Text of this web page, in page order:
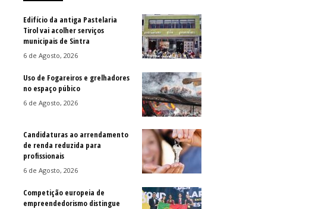
Edifício da antiga Pastelaria
Tirol vai acolher serviços
municipais de Sintra
6 de Agosto, 2026
Uso de Fogareiros e grelhadores
no espaço púbico
6 de Agosto, 2026
Candidaturas ao arrendamento
de renda reduzida para
profissionais
6 de Agosto, 2026
Competição europeia de
empreendedorismo distingue